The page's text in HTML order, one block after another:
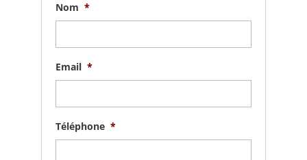
Nom *
Email *
Téléphone *